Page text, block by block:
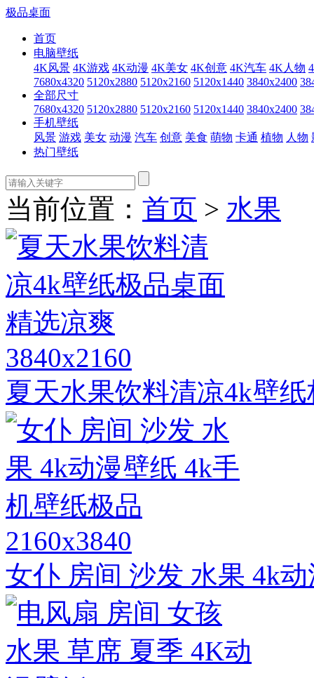
极品桌面
首页
电脑壁纸
4K风景 4K游戏 4K动漫 4K美女 4K创意 4K汽车 4K人物
7680x4320 5120x2880 5120x2160 5120x1440 3840x2400
全部尺寸
7680x4320 5120x2880 5120x2160 5120x1440 3840x2400
手机壁纸
风景 游戏 美女 动漫 汽车 创意 美食 萌物 卡通 植物 人物
热门壁纸
当前位置： 首页 > 水果
3840x2160
夏天水果饮料清凉4k壁
2160x3840
女仆 房间 沙发 水果 4k